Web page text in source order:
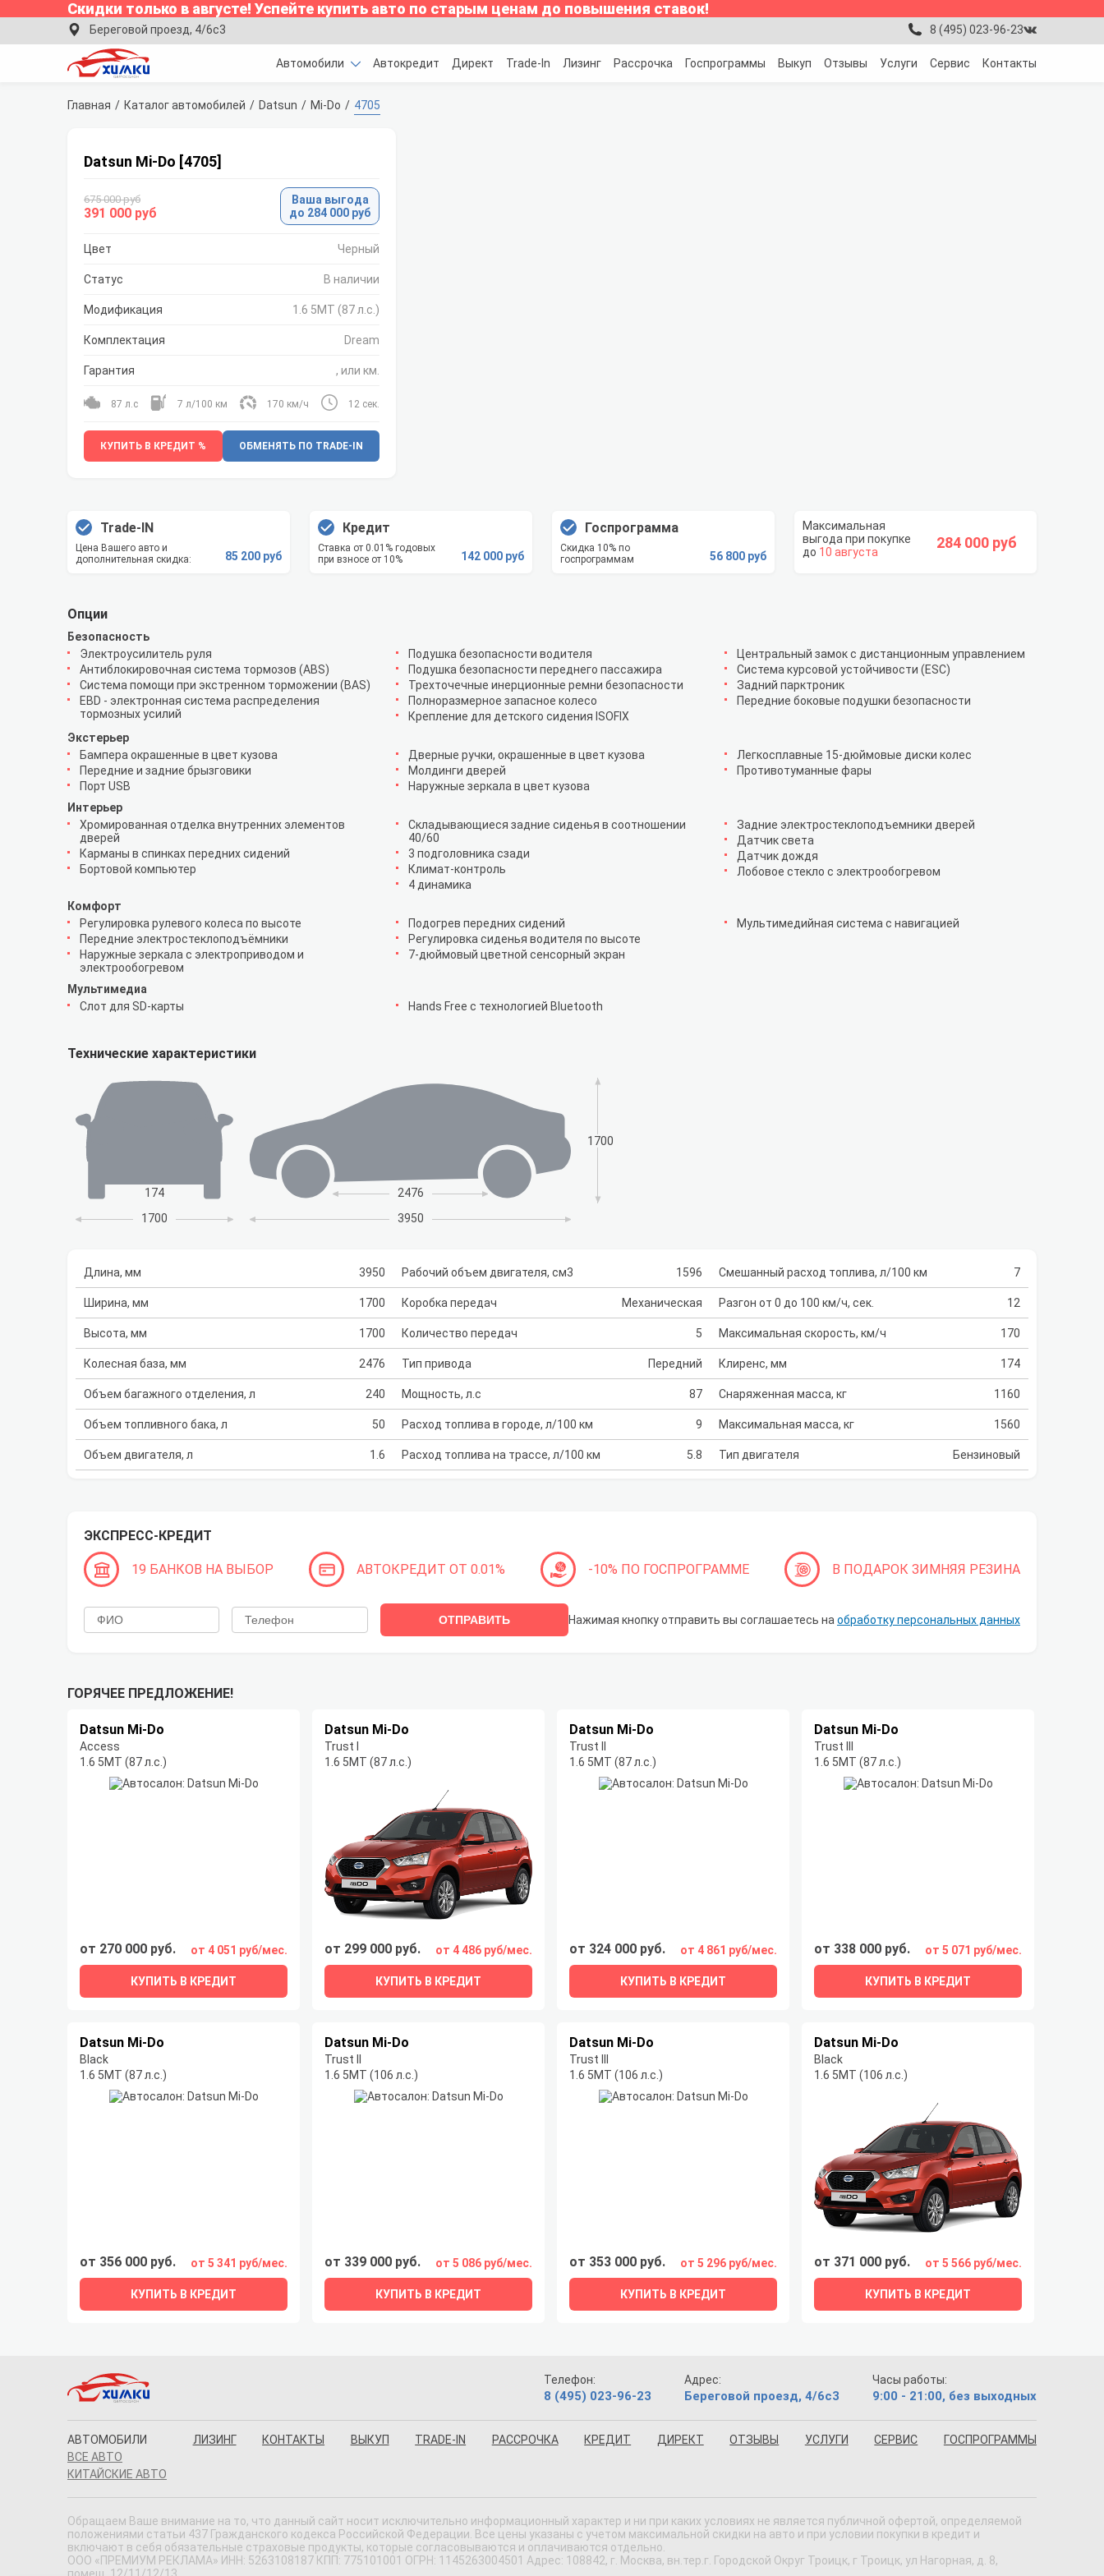
Скидки только в августе! Успейте купить авто по старым ценам до повышения ставок!
Береговой проезд, 4/6с3 8 (495) 023-96-23
Автомобили Автокредит Директ Trade-In Лизинг Рассрочка Госпрограммы Выкуп Отзывы Услуги Сервис Контакты
Главная Каталог автомобилей Datsun Mi-Do 4705
Datsun Mi-Do [4705]
675 000 руб
391 000 руб
Ваша выгода
до 284 000 руб
Цвет Черный
Статус В наличии
Модификация 1.6 5МТ (87 л.с.)
Комплектация Dream
Гарантия , или км.
87 л.с 7 л/100 км 170 км/ч 12 сек.
КУПИТЬ В КРЕДИТ % ОБМЕНЯТЬ ПО TRADE-IN
Trade-IN
Цена Вашего авто и
дополнительная скидка:
85 200 руб
Кредит
Ставка от 0.01% годовых
при взносе от 10%
142 000 руб
Госпрограмма
Скидка 10% по
госпрограммам
56 800 руб 10 августа
284 000 руб
Опции
Безопасность
Электроусилитель руля
Антиблокировочная система тормозов (ABS)
Система помощи при экстренном торможении (BAS)
EBD - электронная система распределения
тормозных усилий
Подушка безопасности водителя
Подушка безопасности переднего пассажира
Трехточечные инерционные ремни безопасности
Полноразмерное запасное колесо
Крепление для детского сидения ISOFIX
Центральный замок с дистанционным управлением
Система курсовой устойчивости (ESC)
Задний парктроник
Передние боковые подушки безопасности
Экстерьер
Бампера окрашенные в цвет кузова
Передние и задние брызговики
Порт USB
Дверные ручки, окрашенные в цвет кузова
Молдинги дверей
Наружные зеркала в цвет кузова
Легкосплавные 15-дюймовые диски колес
Противотуманные фары
Интерьер
Хромированная отделка внутренних элементов
дверей
Карманы в спинках передних сидений
Бортовой компьютер
Складывающиеся задние сиденья в соотношении
40/60
3 подголовника сзади
Климат-контроль
4 динамика
Задние электростеклоподъемники дверей
Датчик света
Датчик дождя
Лобовое стекло с электрообогревом
Комфорт
Регулировка рулевого колеса по высоте
Передние электростеклоподъёмники
Наружные зеркала с электроприводом и
электрообогревом
Подогрев передних сидений
Регулировка сиденья водителя по высоте
7-дюймовый цветной сенсорный экран
Мультимедийная система с навигацией
Мультимедиа
Слот для SD-карты
Hands Free с технологией Bluetooth
Технические характеристики
174
1700
2476
1700
3950
Длина, мм 3950
Ширина, мм 1700
Высота, мм 1700
Колесная база, мм 2476
Объем багажного отделения, л 240
Объем топливного бака, л 50
Объем двигателя, л 1.6
Рабочий объем двигателя, см3 1596
Коробка передач Механическая
Количество передач 5
Тип привода Передний
Мощность, л.с 87
Расход топлива в городе, л/100 км 9
Расход топлива на трассе, л/100 км 5.8
Смешанный расход топлива, л/100 км 7
Разгон от 0 до 100 км/ч, сек. 12
Максимальная скорость, км/ч 170
Клиренс, мм 174
Снаряженная масса, кг 1160
Максимальная масса, кг 1560
Тип двигателя Бензиновый
ЭКСПРЕСС-КРЕДИТ
19 БАНКОВ НА ВЫБОР АВТОКРЕДИТ ОТ 0.01% -10% ПО ГОСПРОГРАММЕ В ПОДАРОК ЗИМНЯЯ РЕЗИНА
ОТПРАВИТЬ Нажимая кнопку отправить вы соглашаетесь на обработку персональных данных
ГОРЯЧЕЕ ПРЕДЛОЖЕНИЕ!
Datsun Mi-Do
Access
1.6 5МТ (87 л.с.)
от 270 000 руб. от 4 051 руб/мес.
КУПИТЬ В КРЕДИТ
Datsun Mi-Do
Trust I
1.6 5МТ (87 л.с.)
от 299 000 руб. от 4 486 руб/мес.
КУПИТЬ В КРЕДИТ
Datsun Mi-Do
Trust II
1.6 5МТ (87 л.с.)
от 324 000 руб. от 4 861 руб/мес.
КУПИТЬ В КРЕДИТ
Datsun Mi-Do
Trust III
1.6 5МТ (87 л.с.)
от 338 000 руб. от 5 071 руб/мес.
КУПИТЬ В КРЕДИТ
Datsun Mi-Do
Black
1.6 5МТ (87 л.с.)
от 356 000 руб. от 5 341 руб/мес.
КУПИТЬ В КРЕДИТ
Datsun Mi-Do
Trust II
1.6 5МТ (106 л.с.)
от 339 000 руб. от 5 086 руб/мес.
КУПИТЬ В КРЕДИТ
Datsun Mi-Do
Trust III
1.6 5МТ (106 л.с.)
от 353 000 руб. от 5 296 руб/мес.
КУПИТЬ В КРЕДИТ
Datsun Mi-Do
Black
1.6 5МТ (106 л.с.)
от 371 000 руб. от 5 566 руб/мес.
КУПИТЬ В КРЕДИТ
Телефон:
8 (495) 023-96-23
Адрес:
Береговой проезд, 4/6с3
Часы работы:
9:00 - 21:00, без выходных
АВТОМОБИЛИ
ВСЕ АВТО
КИТАЙСКИЕ АВТО
ЛИЗИНГ КОНТАКТЫ ВЫКУП TRADE-IN РАССРОЧКА КРЕДИТ ДИРЕКТ ОТЗЫВЫ УСЛУГИ СЕРВИС ГОСПРОГРАММЫ
Обращаем Ваше внимание на то, что данный сайт носит исключительно информационный характер и ни при каких условиях не является публичной офертой, определяемой
положениями статьи 437 Гражданского кодекса Российской Федерации. Все цены указаны с учетом максимальной скидки на авто и при условии покупки в кредит и
включают в себя обязательные страховые продукты, которые согласовываются и оплачиваются отдельно.
ООО «ПРЕМИУМ РЕКЛАМА» ИНН: 5263108187 КПП: 775101001 ОГРН: 1145263004501 Адрес: 108842, г. Москва, вн.тер.г. Городской Округ Троицк, г Троицк, ул Нагорная, д. 8,